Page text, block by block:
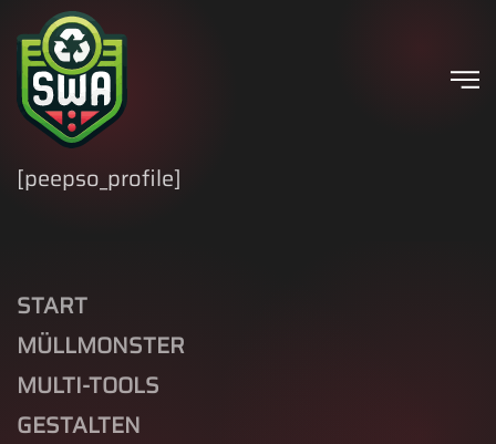
Skip to main content
[peepso_profile]
START
MÜLLMONSTER
MULTI-TOOLS
GESTALTEN